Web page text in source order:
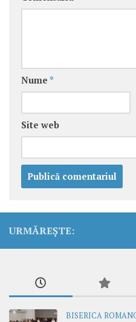
Nume *
Site web
URMĂREȘTE:
BISERICA